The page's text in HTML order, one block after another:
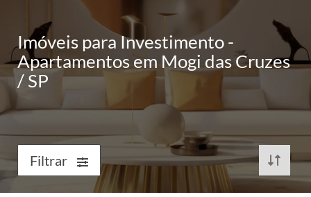
Imóveis para Investimento -
Apartamentos em Mogi das Cruzes
/ SP
Filtrar